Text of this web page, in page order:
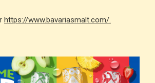
https://www.bavariasmalt.com/.